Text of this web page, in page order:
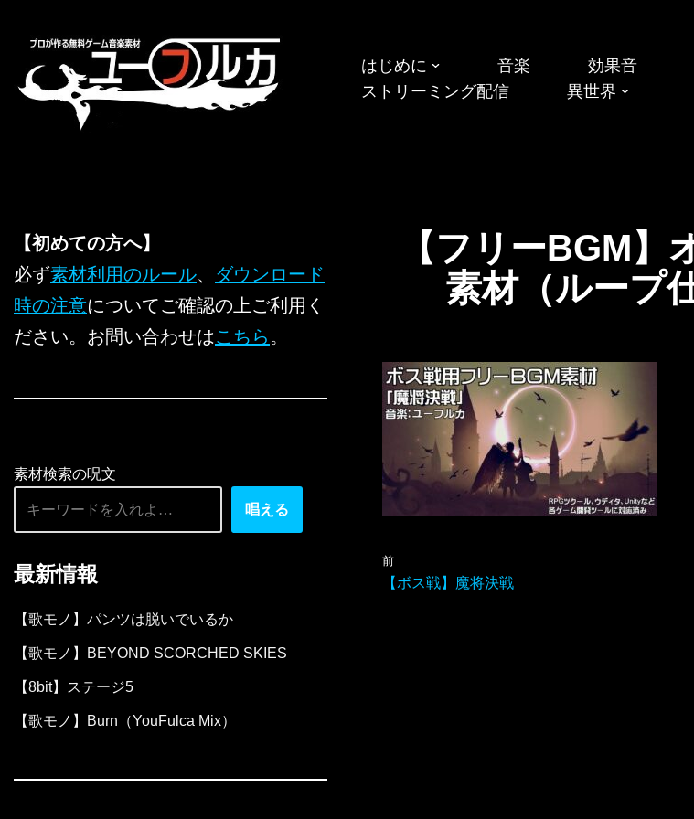
ン
テ
ッ
プ
はじめに 音楽 効果音
ストリーミング配信
異世界
【初めての方へ】
必ず素材利用のルール、 ダウンロード
時の注意についてご確認の上ご利用く
ださい。お問い合わせはこちら 。
素材検索の呪文
唱える
最新情報
【歌モノ】パンツは脱いでいるか
【歌モノ】BEYOND SCORCHED SKIES
【8bit】ステージ5
【歌モノ】Burn（YouFulca Mix）
【フリーBGM
素材（ループ
前
【ボス戦】魔将決戦